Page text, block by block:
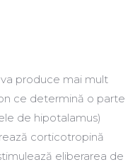
produce mai mult
ce determină o parte
de hipotalamus)
corticotropină
eliberarea de